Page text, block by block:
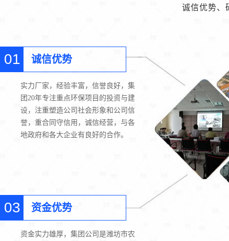
诚信优势、
01 诚信优势
实力厂家，经验丰富，信誉良好，集
团20年专注重点环保项目的投资与建
设，注重塑造公司社会形象和公司信
誉，重合同守信用，诚信经营，与各
地政府和各大企业有良好的合作。
03 资金优势
资金实力雄厚，集团公司是潍坊市农